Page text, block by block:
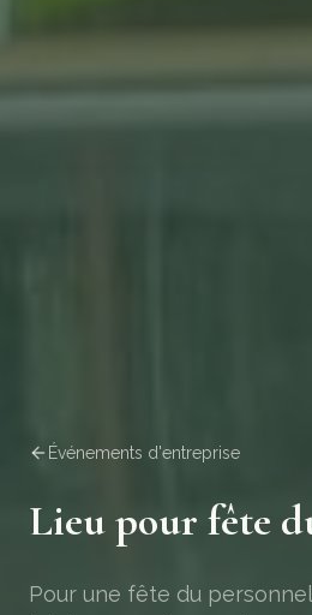
Événements d'entreprise
Lieu pour fête
Pour une fête du